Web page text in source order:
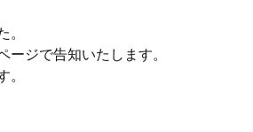
ジで告知いたします。